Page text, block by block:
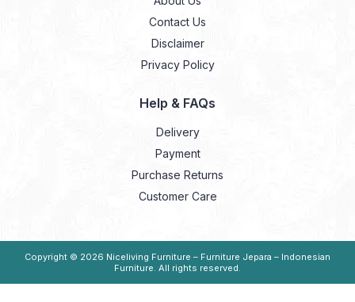
Contact Us
Disclaimer
Privacy Policy
Help & FAQs
Delivery
Payment
Purchase Returns
Customer Care
Copyright © 2026 Niceliving Furniture – Furniture Jepara – Indonesian
Furniture. All rights reserved.